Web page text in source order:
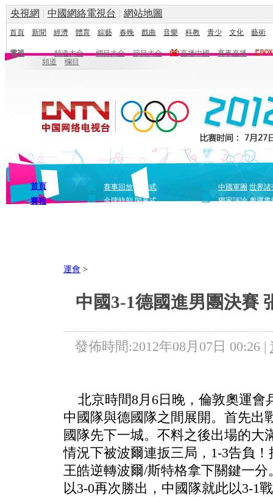
央視網 | 中國網絡電視台 | 網站地圖
首頁 新聞 經濟 體育 綜藝 春晚 戲曲 音樂 科教 青少 文化 藝術
電視 頻道大全 欄目大全 節目大全 直播中國
賽事直播
頻道
欄目
首頁
賽程
頻
賽事回放
開幕式
金牌時刻 閉幕式
中國軍團 世界諸
獨家評論 奧運畫
運會 >
中國3-1德國進男團決賽
發佈時間:2012年08月07日 00:26 |
北京時間8月6日晚，倫敦奧運會
中國隊與德國隊之間展開。首先出
國隊先下一城。不料之後出場的大
情況下被波爾連扳三局，1-3告負
王皓逆轉波爾/斯特格拿下關鍵一
以3-0再次勝出，中國隊就此以3-1